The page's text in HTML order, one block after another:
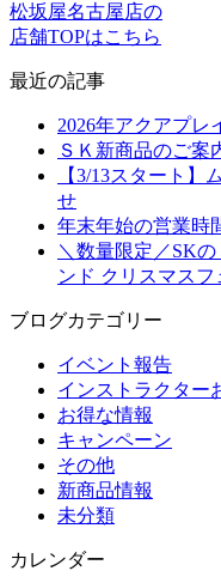
松坂屋名古屋店の
店舗TOPはこちら
最近の記事
2026年アクアプレ
ＳＫ新商品のご案
【3/13スタート】
せ
年末年始の営業時
＼数量限定／SK
ンド クリスマスフ
ブログカテゴリー
イベント報告
インストラクター
お得な情報
キャンペーン
その他
新商品情報
未分類
カレンダー